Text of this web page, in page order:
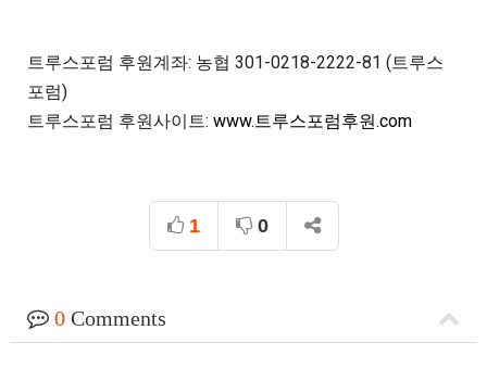
트루스포럼 후원계좌: 농협 301-0218-2222-81 (트루스
포럼)
트루스포럼 후원사이트: www.트루스포럼후원.com
1 0
0 Comments